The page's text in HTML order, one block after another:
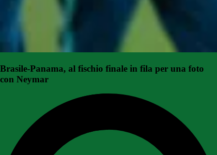
Brasile-Panama, al fischio finale in fila per una foto
con Neymar